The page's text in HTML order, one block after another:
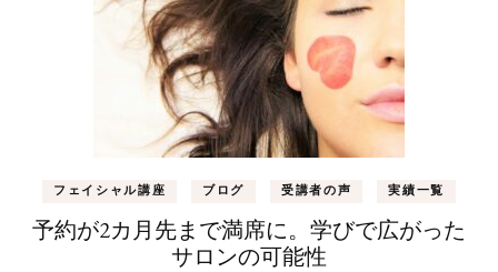
フェイシャル講座 ブログ 受講者の声 実績一覧
予約が2カ月先まで満席に。学びで広がった
サロンの可能性